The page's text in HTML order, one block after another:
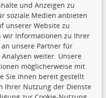
Daten,
die gesamte Datenbank,
kopiert werden. Es ist zu
Datenbank ohne
vervielfältigen, zu
durch Dritte ausführen
eine
wird verfolgt.
und Anzeigen zu
soziale Medien anbieten
unserer Website zu
wir Informationen zu Ihrer
unsere Partner für
weiter. Unsere
möglicherweise mit
Sie ihnen bereit gestellt
Ihrer Nutzung der Dienste